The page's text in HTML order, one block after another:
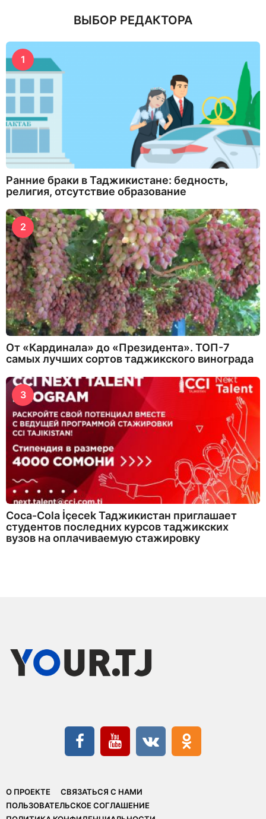
ВЫБОР РЕДАКТОРА
1
Ранние браки в Таджикистане: бедность,
религия, отсутствие образование
2
От «Кардинала» до «Президента». ТОП-7
самых лучших сортов таджикского винограда
3
Coca-Cola İçecek Таджикистан приглашает
студентов последних курсов таджикских
вузов на оплачиваемую стажировку
О ПРОЕКТЕ
СВЯЗАТЬСЯ С НАМИ
ПОЛЬЗОВАТЕЛЬСКОЕ СОГЛАШЕНИЕ